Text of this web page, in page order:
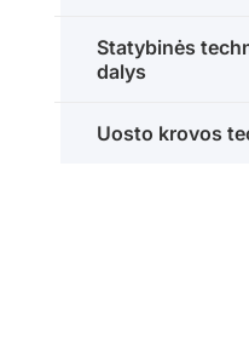
Statybinės
dalys
Uosto krovos